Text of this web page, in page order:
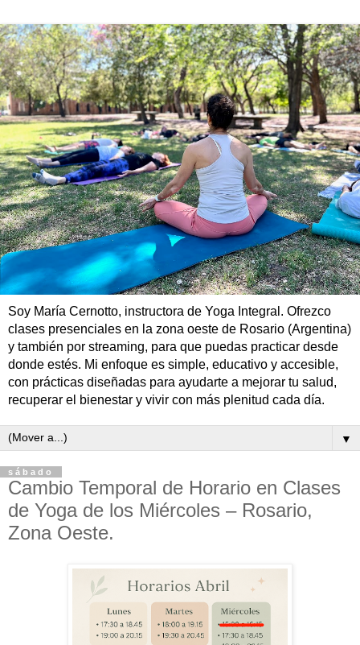
Soy María Cernotto, instructora de Yoga Integral. Ofrezco
clases presenciales en la zona oeste de Rosario (Argentina)
y también por streaming, para que puedas practicar desde
donde estés. Mi enfoque es simple, educativo y accesible,
con prácticas diseñadas para ayudarte a mejorar tu salud,
recuperar el bienestar y vivir con más plenitud cada día.
▼
sábado
Cambio Temporal de Horario en Clases
de Yoga de los Miércoles – Rosario,
Zona Oeste.